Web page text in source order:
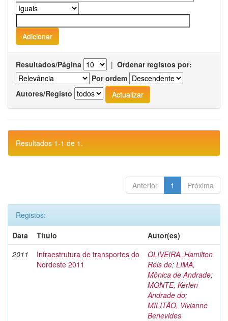
Resultados/Página | Ordenar registos por:
Por ordem
Autores/Registo
Resultados 1-1 de 1.
Anterior 1 Próxima
Registos:
Data
Título
Autor(es)
2011
Infraestrutura de transportes do
Nordeste 2011
OLIVEIRA, Hamilton
Reis de; LIMA,
Mônica de Andrade;
MONTE, Kerlen
Andrade do;
MILITÃO, Vivianne
Benevides